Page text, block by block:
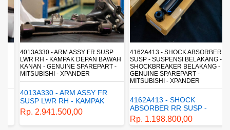
4013A330 - ARM ASSY FR SUSP
LWR RH - KAMPAK DEPAN BAWAH
KANAN - GENUINE SPAREPART -
MITSUBISHI - XPANDER
4013A330 - ARM ASSY FR
SUSP LWR RH - KAMPAK
DEPAN BAWAH KANAN -
GENUINE SPAREPART -
MITSUBISHI - XPANDER
Rp. 2.941.500,00
4162A413 - SHOCK ABSORBER RR
SUSP - SUSPENSI BELAKANG -
SHOCKBREAKER BELAKANG -
GENUINE SPAREPART -
MITSUBISHI - XPANDER
4162A413 - SHOCK
ABSORBER RR SUSP -
SUSPENSI BELAKANG -
SHOCKBREAKER BELAKANG
Rp. 1.198.800,00